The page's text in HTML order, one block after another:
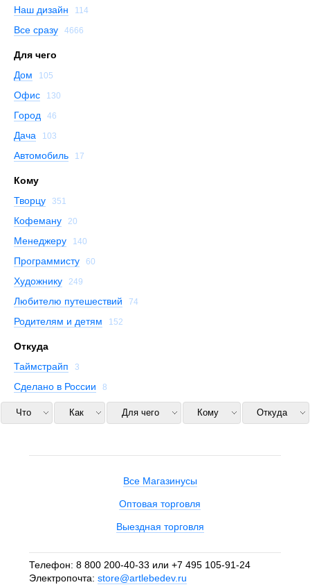
Наш дизайн 114
Все сразу 4666
Для чего
Дом
105
Офис 130
Город 46
Дача 103
Автомобиль 17
Кому
Творцу
351
Кофеману 20
Менеджеру 140
Программисту 60
Художнику 249
Любителю путешествий 74
Родителям и детям 152
Откуда
Таймстрайп
3
Сделано в России 8
Что Как Для чего Кому Откуда
Все Магазинусы
Оптовая торговля
Выездная торговля
Телефон: 8 800 200-40-33 или +7 495 105-91-24
Электропочта: store@artlebedev.ru